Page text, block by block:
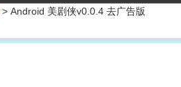
> Android 美剧侠v0.0.4 去广告版